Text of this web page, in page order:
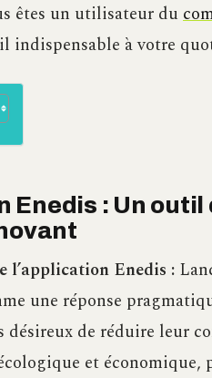
êtes un utilisateur du
indispensable à votre
Enedis : Un
l’application Enedis :
une réponse
désireux de réduire leur
et